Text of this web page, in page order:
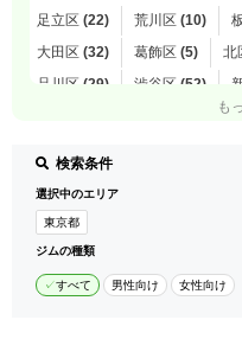
足立区 (22) 荒川区 (10)
大田区 (32)
葛飾区 (5) 北
品川区 (29)
渋谷区 (52)
清瀬市 (1)
狛江市 (2)
西東京市 (5)
八王子市 (5)
も
検索条件
選択中のエリア
東京都
ジムの種類
すべて 男性向け 女性向け